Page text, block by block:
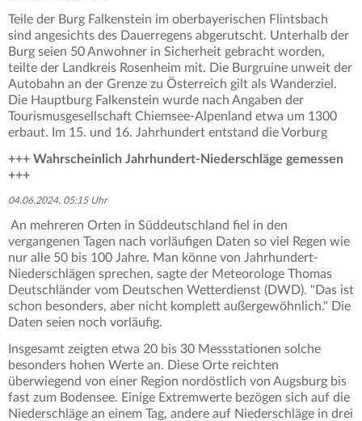
Teile der Burg Falkenstein im oberbayerischen Flintsbach
sind angesichts des Dauerregens abgerutscht. Unterhalb der
Burg seien 50 Anwohner in Sicherheit gebracht worden,
teilte der Landkreis Rosenheim mit. Die Burgruine unweit der
Autobahn an der Grenze zu Österreich gilt als Wanderziel.
Die Hauptburg Falkenstein wurde nach Angaben der
Tourismusgesellschaft Chiemsee-Alpenland etwa um 1300
erbaut. Im 15. und 16. Jahrhundert entstand die Vorburg
+++ Wahrscheinlich Jahrhundert-Niederschläge gemessen
+++
04.06.2024, 05:15 Uhr
An mehreren Orten in Süddeutschland fiel in den
vergangenen Tagen nach vorläufigen Daten so viel Regen wie
nur alle 50 bis 100 Jahre. Man könne von Jahrhundert-
Niederschlägen sprechen, sagte der Meteorologe Thomas
Deutschländer vom Deutschen Wetterdienst (DWD). "Das ist
schon besonders, aber nicht komplett außergewöhnlich." Die
Daten seien noch vorläufig.
Insgesamt zeigten etwa 20 bis 30 Messstationen solche
besonders hohen Werte an. Diese Orte reichten
überwiegend von einer Region nordöstlich von Augsburg bis
fast zum Bodensee. Einige Extremwerte bezögen sich auf die
Niederschläge an einem Tag, andere auf Niederschläge in drei